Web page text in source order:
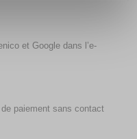
et Google dans l’e-
de paiement sans contact